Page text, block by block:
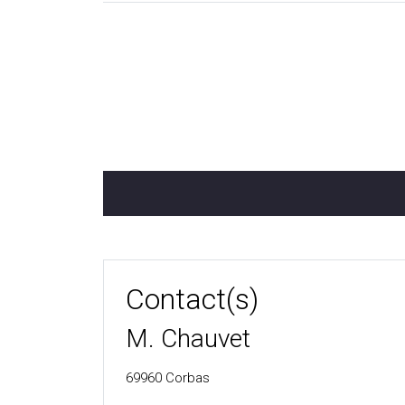
Contact(s)
M. Chauvet
69960 Corbas